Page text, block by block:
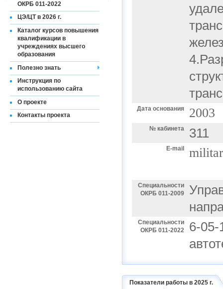
ОКРБ 011-2022
ЦЭ/ЦТ в 2026 г.
Каталог курсов повышения
квалификации в
учреждениях высшего
образования
Полезно знать
Инструкция по
использованию сайта
О проекте
Контакты проекта
Дата основания 2003
№ кабинета 311
E-mail
Специальности
ОКРБ 011-2009
Специальности
ОКРБ 011-2022
6-05-
Показатели работы в 2025 г.